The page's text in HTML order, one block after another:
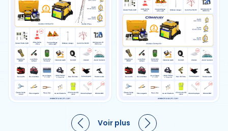
Voir plus